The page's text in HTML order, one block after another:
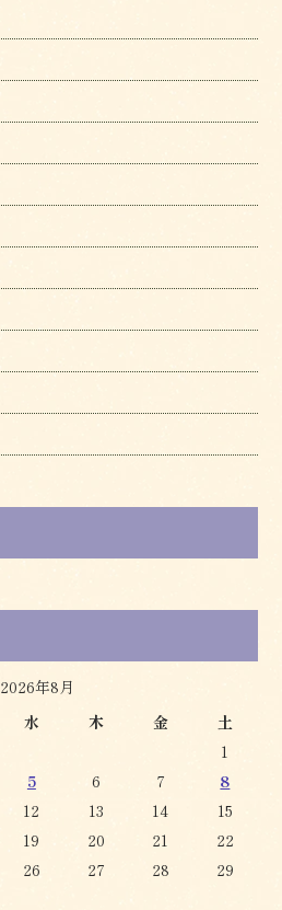
2026年8月
水 木 金
土
1
5 6 7
8
12 13 14
15
19 20 21
22
26 27 28
29